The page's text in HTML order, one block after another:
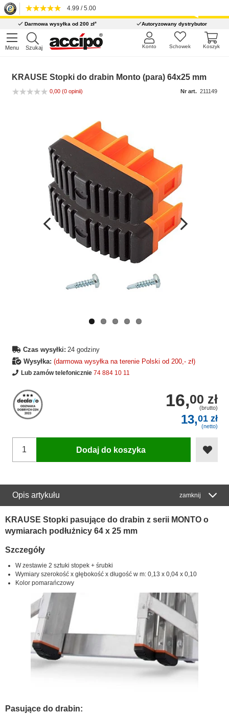
4.99 / 5.00
Darmowa wysyłka od 200 zł* Autoryzowany dystrybutor
Menu Szukaj Koszyk
Schowek
Konto
KRAUSE Stopki do drabin Monto (para) 64x25 mm
0,00 (0 opinii) Nr art. 211149
Wcześniejsza
Czas wysyłki: 24 godziny
Wysyłka: (darmowa wysyłka na terenie Polski od 200,- zł)
Lub zamów telefonicznie 74 884 10 11
16,00 zł
(brutto)
13,01 zł
(netto)
Dodaj do koszyka
Opis artykułu zamknij
KRAUSE Stopki pasujące do drabin z serii MONTO o
wymiarach podłużnicy 64 x 25 mm
Szczegóły
W zestawie 2 sztuki stopek + śrubki
Wymiary szerokość x głębokość x długość w m: 0,13 x 0,04 x 0,10
Kolor pomarańczowy
Pasujące do drabin: